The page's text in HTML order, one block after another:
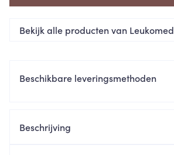
Bekijk alle producten van Leukomed
Beschikbare leveringsmethoden
Beschrijving